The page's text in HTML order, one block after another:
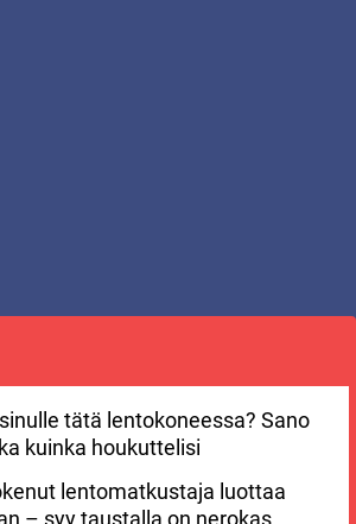
tätä lentokoneessa? Sano
kuinka houkuttelisi
lentomatkustaja luottaa
– syy taustalla on nerokas